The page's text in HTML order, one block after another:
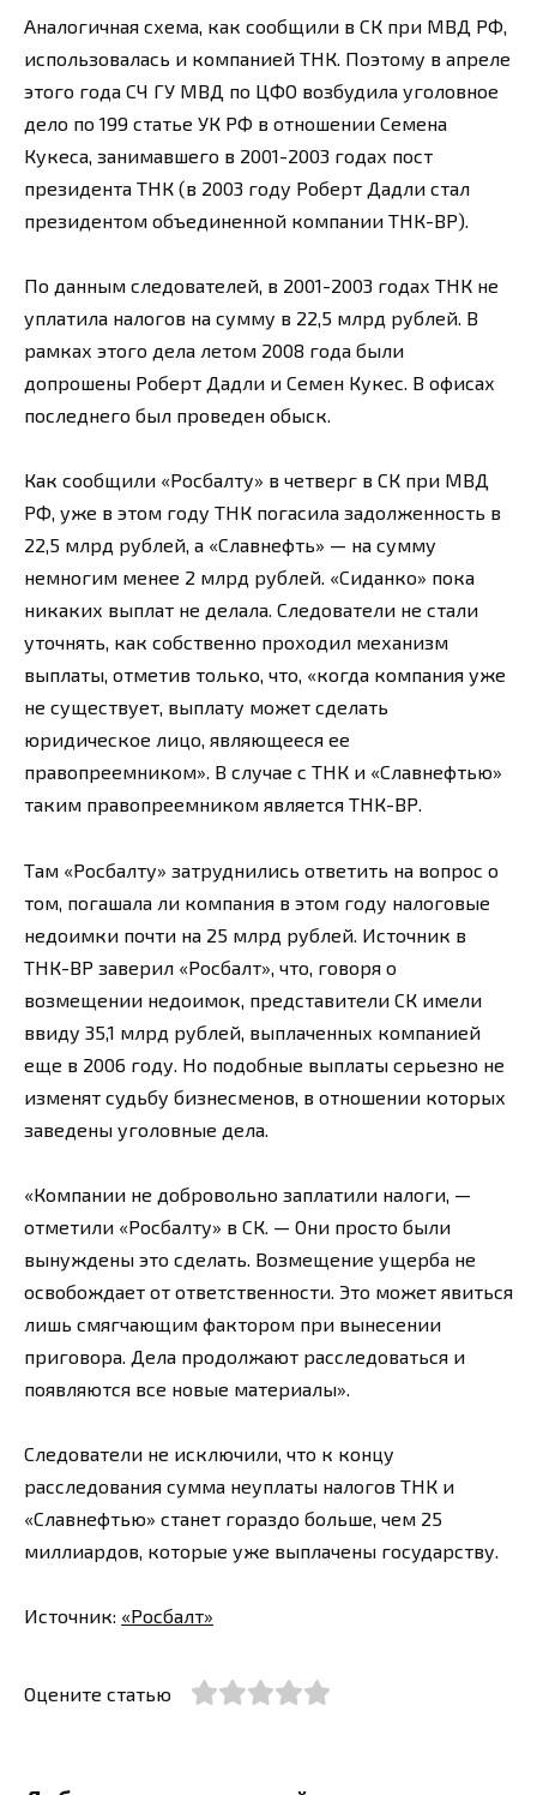
Аналогичная схема, как сообщили в СК при МВД РФ,
использовалась и компанией ТНК. Поэтому в апреле
этого года СЧ ГУ МВД по ЦФО возбудила уголовное
дело по 199 статье УК РФ в отношении Семена
Кукеса, занимавшего в 2001-2003 годах пост
президента ТНК (в 2003 году Роберт Дадли стал
президентом объединенной компании ТНК-ВР).
По данным следователей, в 2001-2003 годах ТНК не
уплатила налогов на сумму в 22,5 млрд рублей. В
рамках этого дела летом 2008 года были
допрошены Роберт Дадли и Семен Кукес. В офисах
последнего был проведен обыск.
Как сообщили «Росбалту» в четверг в СК при МВД
РФ, уже в этом году ТНК погасила задолженность в
22,5 млрд рублей, а «Славнефть» — на сумму
немногим менее 2 млрд рублей. «Сиданко» пока
никаких выплат не делала. Следователи не стали
уточнять, как собственно проходил механизм
выплаты, отметив только, что, «когда компания уже
не существует, выплату может сделать
юридическое лицо, являющееся ее
правопреемником». В случае с ТНК и «Славнефтью»
таким правопреемником является ТНК-ВР.
Там «Росбалту» затруднились ответить на вопрос о
том, погашала ли компания в этом году налоговые
недоимки почти на 25 млрд рублей. Источник в
ТНК-ВР заверил «Росбалт», что, говоря о
возмещении недоимок, представители СК имели
ввиду 35,1 млрд рублей, выплаченных компанией
еще в 2006 году. Но подобные выплаты серьезно не
изменят судьбу бизнесменов, в отношении которых
заведены уголовные дела.
«Компании не добровольно заплатили налоги, —
отметили «Росбалту» в СК. — Они просто были
вынуждены это сделать. Возмещение ущерба не
освобождает от ответственности. Это может явиться
лишь смягчающим фактором при вынесении
приговора. Дела продолжают расследоваться и
появляются все новые материалы».
Следователи не исключили, что к концу
расследования сумма неуплаты налогов ТНК и
«Славнефтью» станет гораздо больше, чем 25
миллиардов, которые уже выплачены государству.
Источник: «Росбалт»
Оцените статью